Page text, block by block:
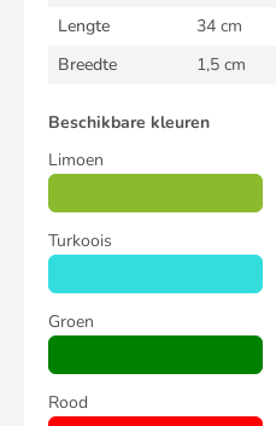
Lengte
34 cm
Breedte
1,5 cm
Beschikbare kleuren
Limoen
Turkoois
Groen
Rood